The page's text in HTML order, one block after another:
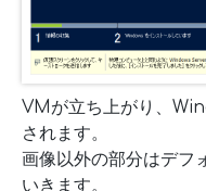
VMが立ち上がり、
されます。
画像以外の部分はデフ
いきます。